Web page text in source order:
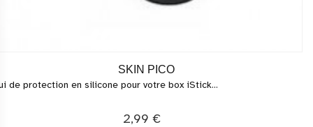
SKIN PICO
de protection en silicone pour votre box iStick...
2,99 €